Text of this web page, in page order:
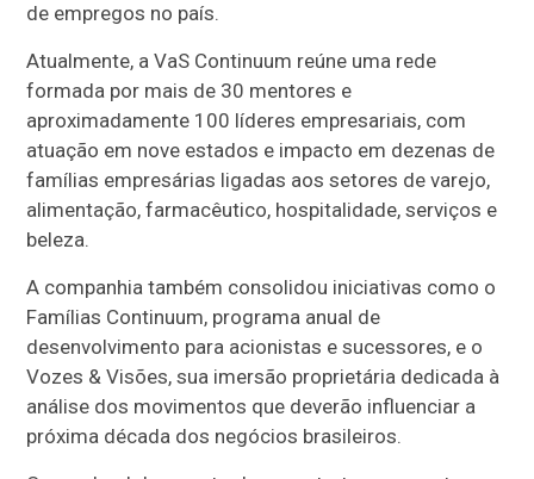
de empregos no país.
Atualmente, a VaS Continuum reúne uma rede
formada por mais de 30 mentores e
aproximadamente 100 líderes empresariais, com
atuação em nove estados e impacto em dezenas de
famílias empresárias ligadas aos setores de varejo,
alimentação, farmacêutico, hospitalidade, serviços e
beleza.
A companhia também consolidou iniciativas como o
Famílias Continuum, programa anual de
desenvolvimento para acionistas e sucessores, e o
Vozes & Visões, sua imersão proprietária dedicada à
análise dos movimentos que deverão influenciar a
próxima década dos negócios brasileiros.